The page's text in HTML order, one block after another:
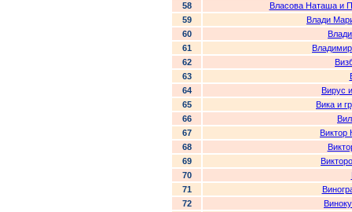
58
Власова Наташа и
59
Влади
60
61
62
63
64
Вирус
65
Вика и
66
67
Виктор
68
69
70
71
72